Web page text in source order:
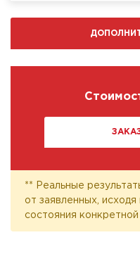
** Реальные
от заявленных,
состояния